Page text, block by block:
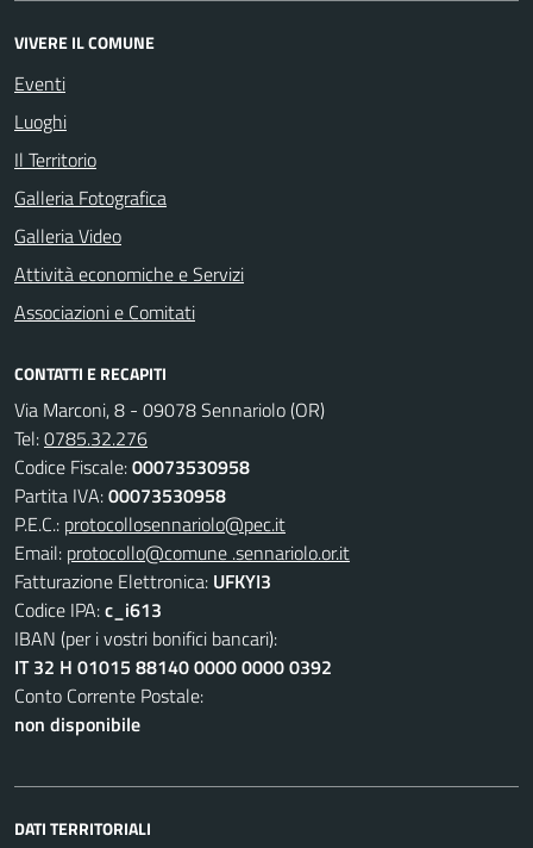
VIVERE IL COMUNE
Eventi
Luoghi
Il Territorio
Galleria Fotografica
Galleria Video
Attività economiche e Servizi
Associazioni e Comitati
CONTATTI E RECAPITI
Via Marconi, 8 - 09078 Sennariolo (OR)
Tel:0785.32.276
Codice Fiscale:00073530958
Partita IVA:00073530958
P.E.C.: protocollosennariolo@pec.it
Email: protocollo@comune .sennariolo.or.it
Fatturazione Elettronica: UFKYI3
Codice IPA:c_i613
IBAN (per i vostri bonifici bancari):
IT 32 H 01015 88140 0000 0000 0392
Conto Corrente Postale:
non disponibile
DATI TERRITORIALI